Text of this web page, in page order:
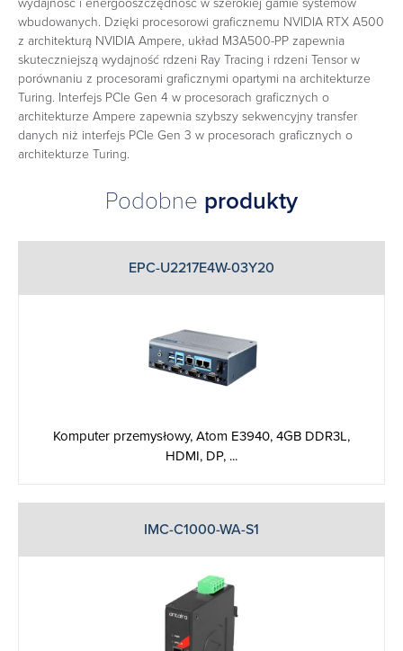
wbudowanych. Dzięki procesorowi graficznemu NVIDIA RTX A500
z architekturą NVIDIA Ampere, układ M3A500-PP zapewnia
skuteczniejszą wydajność rdzeni Ray Tracing i rdzeni Tensor w
porównaniu z procesorami graficznymi opartymi na architekturze
Turing. Interfejs PCIe Gen 4 w procesorach graficznych o
architekturze Ampere zapewnia szybszy sekwencyjny transfer
danych niż interfejs PCIe Gen 3 w procesorach graficznych o
architekturze Turing.
Podobne produkty
EPC-U2217E4W-03Y20
Komputer przemysłowy, Atom E3940, 4GB DDR3L,
HDMI, DP, ...
IMC-C1000-WA-S1